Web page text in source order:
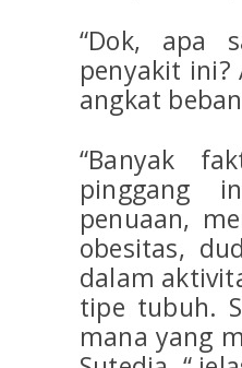
“Dok, apa
penyakit ini?
angkat
“Banyak
pinggang
penuaan,
obesitas,
dalam
tipe tubuh.
mana yang